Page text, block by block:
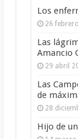
Los
26
Las
Amancio
29 abril
Las
de
28
Hijo de